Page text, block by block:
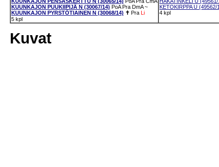
KUUNKAJON PUUKIIPIJÄ N (30067/14) PoA Pra DmA ~
KUUNKAJON PYRSTÖTIAINEN N (30068/14) ✝ Pra Li
5 kpl
KETOKIRPPA U (49562/
4 kpl
Kuvat